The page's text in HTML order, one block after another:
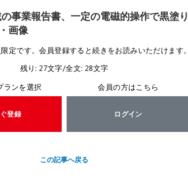
事業報告書、一定の電磁的操作で黒塗
画像
定です。会員登録すると続きをお読みいただけます。
残り: 27文字/全文: 28文字
ランを選択
登録
会員の方はこちら
ログイン
この記事へ戻る